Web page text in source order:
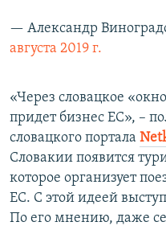
— Александр
августа 2019 г.
«Через словацкое
придет бизнес ЕС», –
словацкого портала
Словакии появится
которое организует
ЕС. С этой идеей
По его мнению, даже